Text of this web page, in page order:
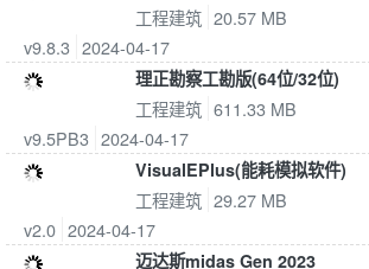
工程建筑 20.57 MB
v9.8.3 2024-04-17
理正勘察工勘版(64位/32位)
工程建筑 611.33 MB
v9.5PB3 2024-04-17
VisualEPlus(能耗模拟软件)
工程建筑 29.27 MB
v2.0 2024-04-17
迈达斯midas Gen 2023